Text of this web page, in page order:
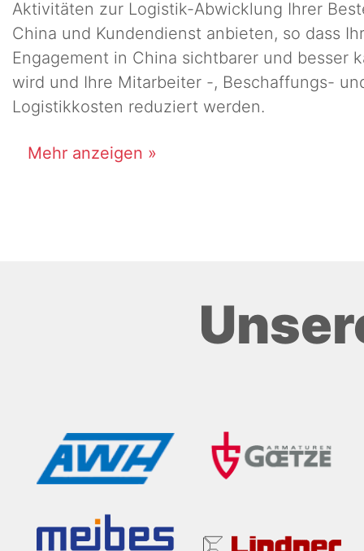
Aktivitäten zur Logistik-Abwicklung Ihrer
China und Kundendienst anbieten, so dass Ihr
Engagement in China sichtbarer und besser
wird und Ihre Mitarbeiter -, Beschaffungs-
Logistikkosten reduziert werden.
Mehr anzeigen »